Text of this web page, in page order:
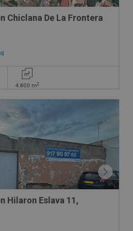
Chiclana De La Frontera
4.800 m2
Hilaron Eslava 11,